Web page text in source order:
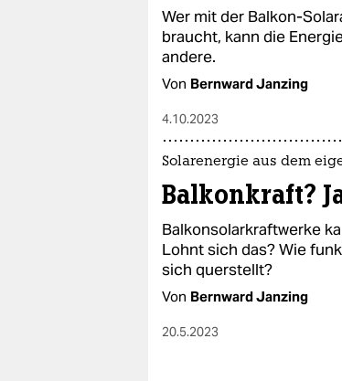
unterstützen
abo
genossenschaft
epaper login
Wer mit der Balkon-
braucht, kann die
andere.
Von Bernward Janzing
4.10.2023
Solarenergie aus dem
Balkonkraft?
Balkonsolarkraftwerke
Lohnt sich das? Wie
sich querstellt?
Von Bernward Janzing
20.5.2023